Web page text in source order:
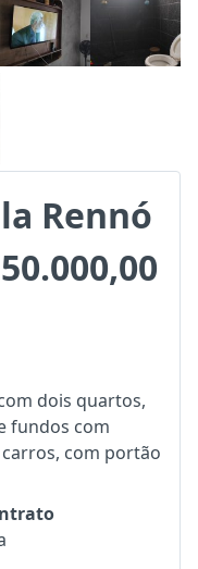
Rennó
dois quartos,
fundos com
com portão